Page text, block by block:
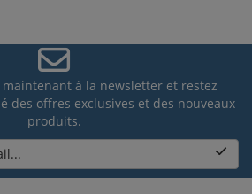
maintenant à la newsletter et restez
des offres exclusives et des nouveaux
produits.